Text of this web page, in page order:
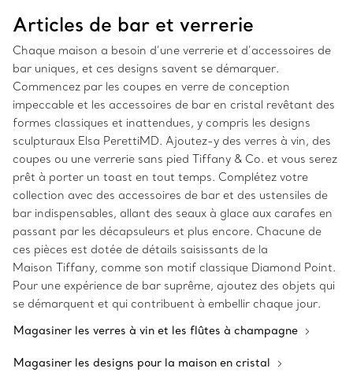
Articles de bar et verrerie
Chaque maison a besoin d’une verrerie et d’accessoires de
bar uniques, et ces designs savent se démarquer.
Commencez par les coupes en verre de conception
impeccable et les accessoires de bar en cristal revêtant des
formes classiques et inattendues, y compris les designs
sculpturaux Elsa PerettiMD. Ajoutez-y des verres à vin, des
coupes ou une verrerie sans pied Tiffany & Co. et vous serez
prêt à porter un toast en tout temps. Complétez votre
collection avec des accessoires de bar et des ustensiles de
bar indispensables, allant des seaux à glace aux carafes en
passant par les décapsuleurs et plus encore. Chacune de
ces pièces est dotée de détails saisissants de la
Maison Tiffany, comme son motif classique Diamond Point.
Pour une expérience de bar suprême, ajoutez des objets qui
se démarquent et qui contribuent à embellir chaque jour.
Magasiner les verres à vin et les flûtes à champagne
Magasiner les designs pour la maison en cristal